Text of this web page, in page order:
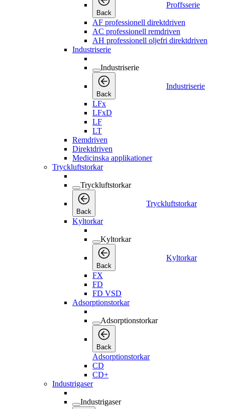
Back
Proffsserie
AF professionell direktdriven
AC professionell remdriven
AH professionell oljefri direktdriven
Industriserie
Industriserie
Back
Industriserie
LFx
LFxD
LF
LT
Remdriven
Direktdriven
Medicinska applikationer
Tryckluftstorkar
Tryckluftstorkar
Back
Tryckluftstorkar
Kyltorkar
Kyltorkar
Back
Kyltorkar
FX
FD
FD VSD
Adsorptionstorkar
Adsorptionstorkar
Back
Adsorptionstorkar
CD
CD+
Industrigaser
Industrigaser